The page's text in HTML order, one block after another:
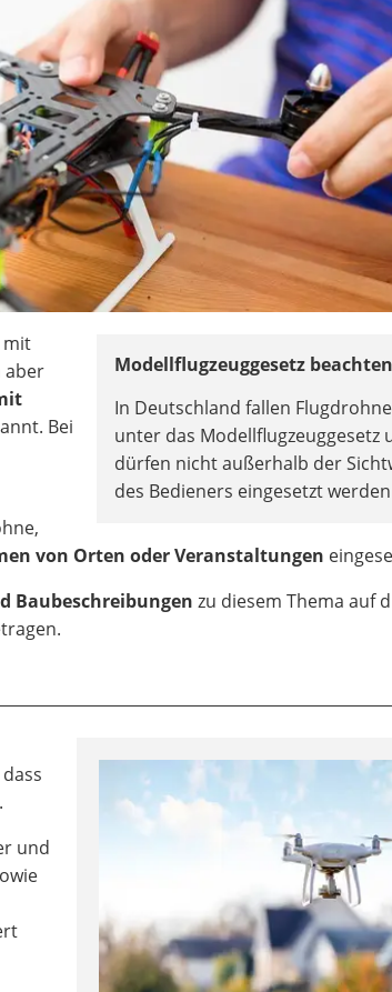
Modellflugzeuggesetz
In Deutschland fallen
unter das Modellflugzeuggesetz
dürfen nicht außerhalb der
des Bedieners eingesetzt
mit
aber
Bei
von Orten oder Veranstaltungen
Baubeschreibungen zu diesem Thema auf
dass
und